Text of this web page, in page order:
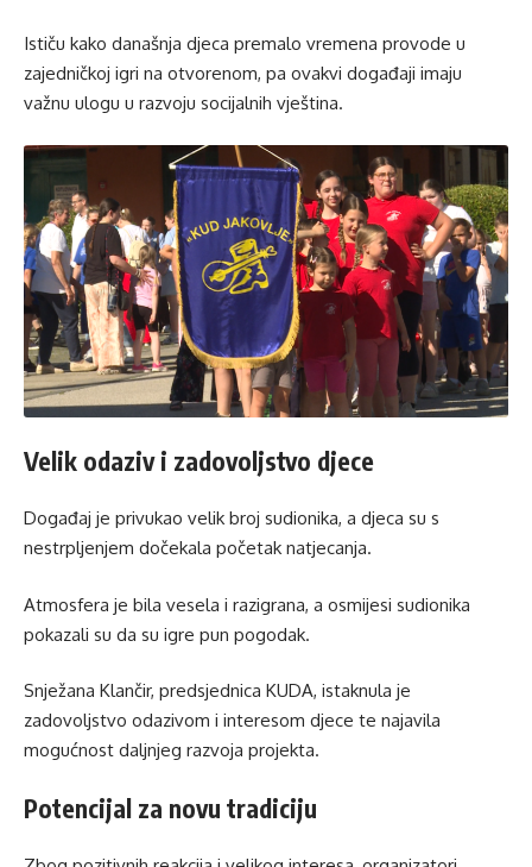
Ističu kako današnja djeca premalo vremena provode u
zajedničkoj igri na otvorenom, pa ovakvi događaji imaju
važnu ulogu u razvoju socijalnih vještina.
Velik odaziv i zadovoljstvo djece
Događaj je privukao velik broj sudionika, a djeca su s
nestrpljenjem dočekala početak natjecanja.
Atmosfera je bila vesela i razigrana, a osmijesi sudionika
pokazali su da su igre pun pogodak.
Snježana Klančir, predsjednica KUDA, istaknula je
zadovoljstvo odazivom i interesom djece te najavila
mogućnost daljnjeg razvoja projekta.
Potencijal za novu tradiciju